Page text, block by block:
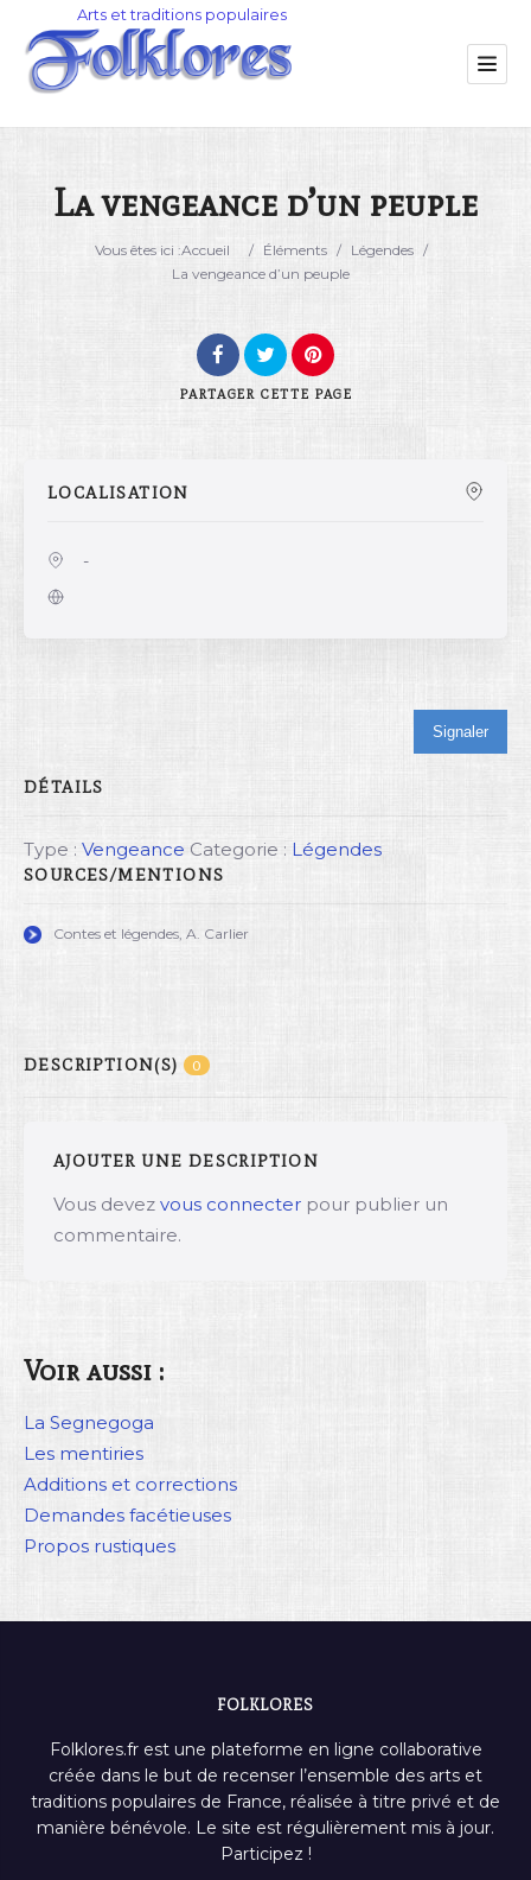
Catégorie
La vengeance d’un peuple
Vous êtes ici :Accueil / Éléments / Légendes /
La vengeance d’un peuple
PARTAGER CETTE PAGE
LOCALISATION
-
Signaler
DÉTAILS
Type : Vengeance Categorie : Légendes
SOURCES/MENTIONS
Contes et légendes, A. Carlier
DESCRIPTION(S) 0
AJOUTER UNE DESCRIPTION
Vous devez vous connecter pour publier un
commentaire.
Voir aussi :
La Segnegoga
Les mentiries
Additions et corrections
Demandes facétieuses
Propos rustiques
FOLKLORES
Folklores.fr est une plateforme en ligne collaborative
créée dans le but de recenser l’ensemble des arts et
traditions populaires de France, réalisée à titre privé et de
manière bénévole. Le site est régulièrement mis à jour.
Participez !